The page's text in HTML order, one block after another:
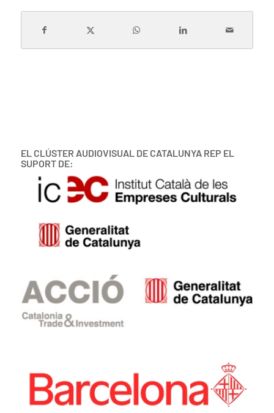
EL CLÚSTER AUDIOVISUAL DE CATALUNYA REP EL
SUPORT DE: